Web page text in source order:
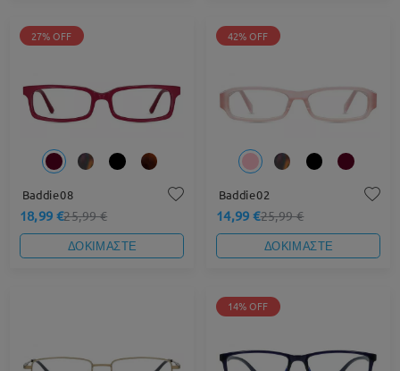
27% OFF
Baddie08
18,99 €25,99 €
ΔΟΚΙΜΑΣΤΕ
42% OFF
Baddie02
14,99 €25,99 €
ΔΟΚΙΜΑΣΤΕ
14% OFF